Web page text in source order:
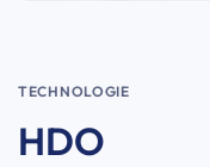
TECHNOLOGIE
HDO